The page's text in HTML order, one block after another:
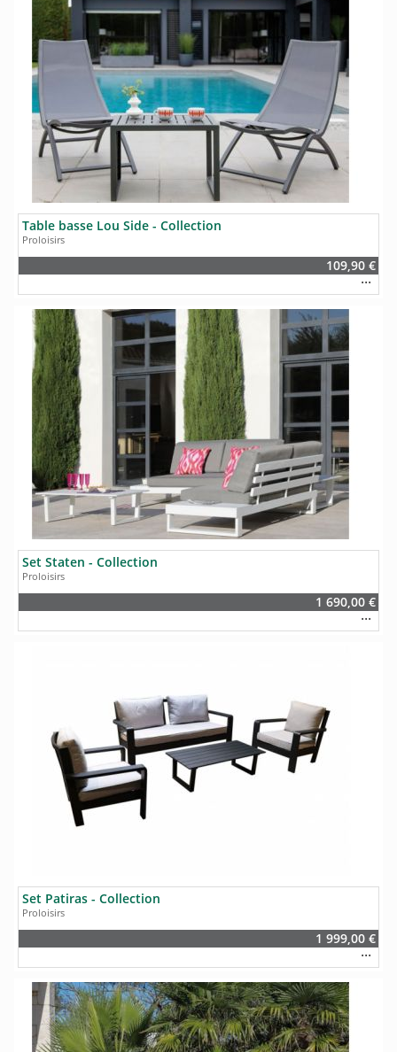
Table basse Lou Side - Collection
Proloisirs
109,90 €
Set Staten - Collection
Proloisirs
1 690,00 €
Set Patiras - Collection
Proloisirs
1 999,00 €